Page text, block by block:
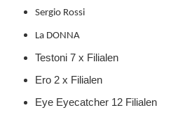
Sergio Rossi
La DONNA
Testoni 7 x Filialen
Ero 2 x Filialen
Eye Eyecatcher 12 Filialen